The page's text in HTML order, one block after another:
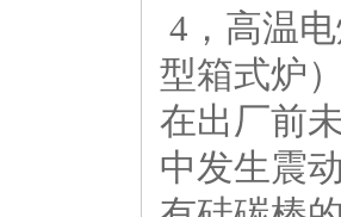
4，高温
型箱式炉
在出厂前
中发生震